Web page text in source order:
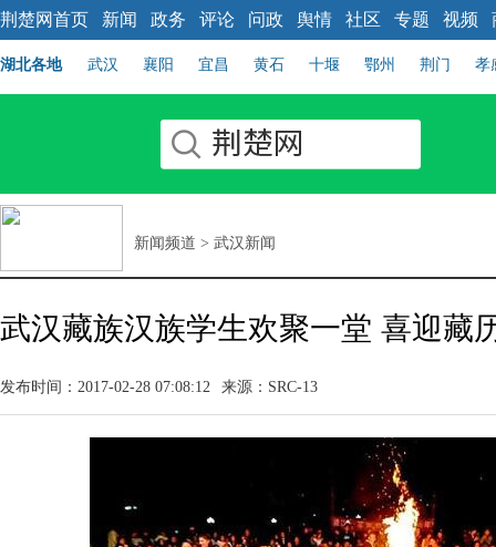
荆楚网首页 新闻 政务 评论 问政 舆情 社区 专题 视频
湖北各地 武汉 襄阳 宜昌 黄石 十堰 鄂州 荆门 孝
新闻频道 > 武汉新闻
武汉藏族汉族学生欢聚一堂 喜迎藏
发布时间：2017-02-28 07:08:12 来源：SRC-13